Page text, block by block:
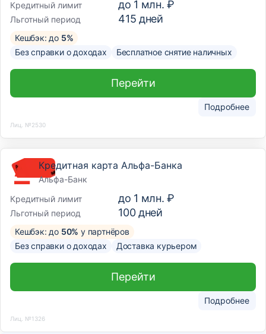
Кредитный лимит до 1 млн. ₽
Льготный период 415 дней
Кешбэк: до 5%
Без справки о доходах
Бесплатное снятие наличных
Подробнее
Перейти
Лиц. №2530
Кредитная карта Альфа-Банка
Альфа-Банк
Кредитный лимит
до 1 млн. ₽
Льготный период 100дней
Кешбэк: до 50% у партнёров
Без справки о доходах
Доставка курьером
Подробнее
Перейти
Лиц. №1326